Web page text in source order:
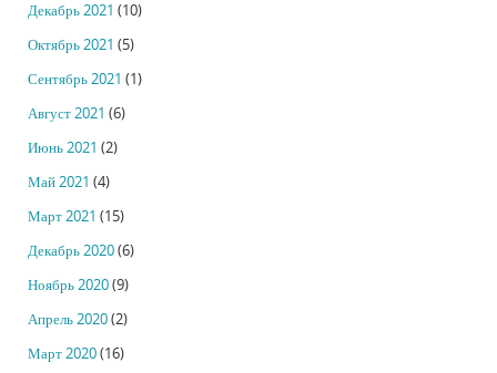
Декабрь 2021 (10)
Октябрь 2021 (5)
Сентябрь 2021 (1)
Август 2021 (6)
Июнь 2021 (2)
Май 2021 (4)
Март 2021 (15)
Декабрь 2020(6)
Ноябрь 2020(9)
Апрель 2020(2)
Март 2020(16)